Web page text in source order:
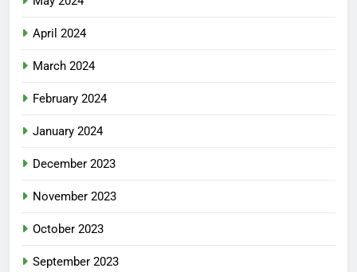
April 2024
March 2024
February 2024
January 2024
December 2023
November 2023
October 2023
September 2023